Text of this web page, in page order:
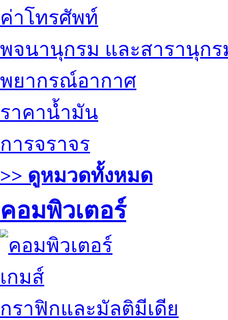
ค่าโทรศัพท์
พจนานุกรม และสารานุกร
พยากรณ์อากาศ
ราคาน้ำมัน
การจราจร
>> ดูหมวดทั้งหมด
คอมพิวเตอร์
เกมส์
กราฟิกและมัลติมีเดีย